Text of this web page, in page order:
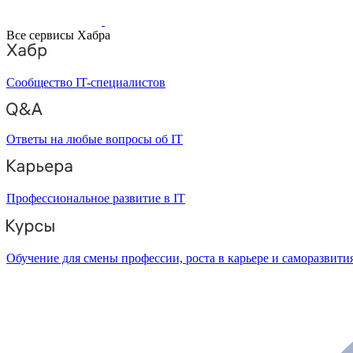
Все сервисы Хабра
Сообщество IT-специалистов
Ответы на любые вопросы об IT
Профессиональное развитие в IT
Обучение для смены профессии, роста в карьере и